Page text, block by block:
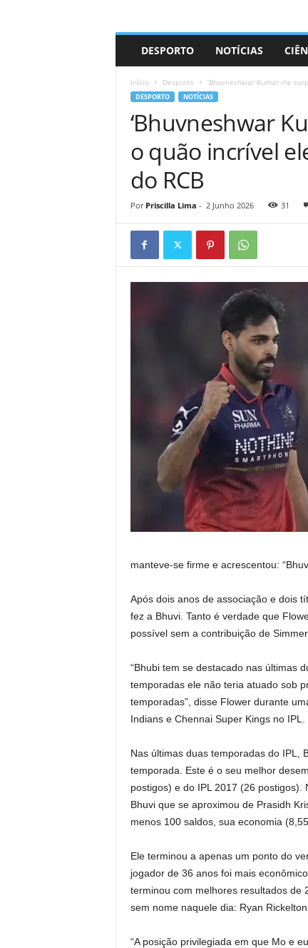
r
DESPORTO NOTÍCIAS
Início Desporto ‘Bhuvneshwar Kumar me
DESPORTO NOTÍCIAS
‘Bhuvneshwar
o quão incrível
do RCB
Por Priscilla Lima - 2 Junho 2026 31
manteve-se firme e acrescentou:
Após dois anos de associação e dois
fez a Bhuvi. Tanto é verdade que
possível sem a contribuição de Simmer.
“Bhubi tem se destacado nas últimas
temporadas ele não teria atuado sob
temporadas”, disse Flower durante
Indians e Chennai Super Kings no IPL.
Nas últimas duas temporadas do IPL,
temporada. Este é o seu melhor
postigos) e do IPL 2017 (26
Bhuvi que se aproximou de Prasidh
menos 100 saldos, sua economia
Ele terminou a apenas um ponto do
jogador de 36 anos foi mais
terminou com melhores resultados de
sem nome naquele dia: Ryan
“A posição privilegiada em que Mo e